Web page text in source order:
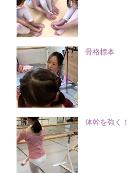
骨格標本
体幹を強く！